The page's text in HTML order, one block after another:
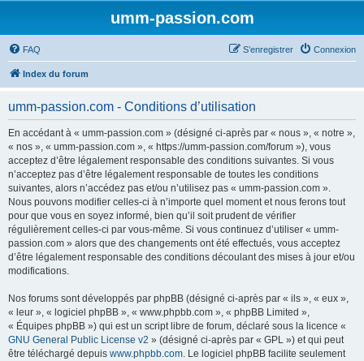
umm-passion.com
FAQ Connexion
S’enregistrer
Index du forum
umm-passion.com - Conditions d’utilisation
En accédant à « umm-passion.com » (désigné ci-après par « nous », « notre »,
« nos », « umm-passion.com », « https://umm-passion.com/forum »), vous
acceptez d’être légalement responsable des conditions suivantes. Si vous
n’acceptez pas d’être légalement responsable de toutes les conditions
suivantes, alors n’accédez pas et/ou n’utilisez pas « umm-passion.com ».
Nous pouvons modifier celles-ci à n’importe quel moment et nous ferons tout
pour que vous en soyez informé, bien qu’il soit prudent de vérifier
régulièrement celles-ci par vous-même. Si vous continuez d’utiliser « umm-
passion.com » alors que des changements ont été effectués, vous acceptez
d’être légalement responsable des conditions découlant des mises à jour et/ou
modifications.
Nos forums sont développés par phpBB (désigné ci-après par « ils », « eux »,
« leur », « logiciel phpBB », « www.phpbb.com », « phpBB Limited »,
« Équipes phpBB ») qui est un script libre de forum, déclaré sous la licence «
GNU General Public License v2 » (désigné ci-après par « GPL ») et qui peut
être téléchargé depuis www.phpbb.com. Le logiciel phpBB facilite seulement